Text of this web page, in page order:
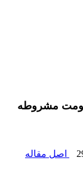
مشروطه
اصل مقاله